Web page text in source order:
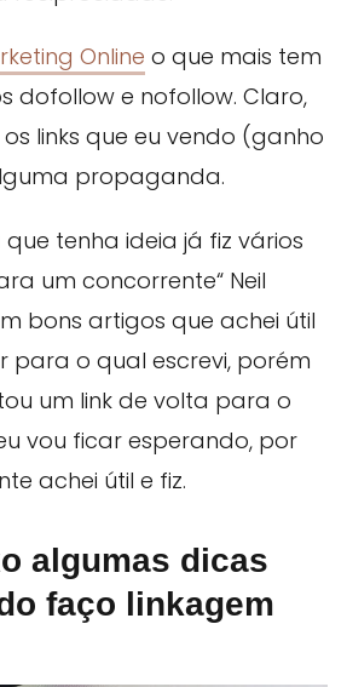
Online o que mais tem
dofollow e nofollow. Claro,
links que eu vendo (ganho
propaganda.
tenha ideia já fiz vários
um concorrente“ Neil
bons artigos que achei útil
para o qual escrevi, porém
um link de volta para o
vou ficar esperando, por
achei útil e fiz.
algumas dicas
faço linkagem